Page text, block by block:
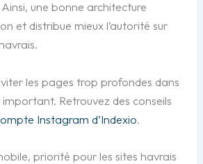
une bonne architecture
et distribue mieux l’autorité sur
les pages trop profondes dans
important. Retrouvez des conseils
Instagram d’Indexio.
priorité pour les sites havrais